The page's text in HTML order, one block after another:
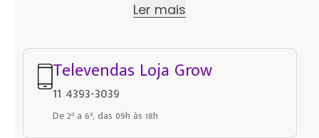
Ler mais
Televendas Loja Grow
11 4393-3039
De 2ª a 6ª, das 09h às 18h